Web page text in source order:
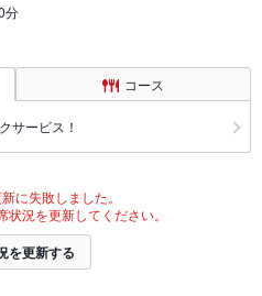
分
コース
サービス！
に失敗しました。
況を更新してください。
を更新する